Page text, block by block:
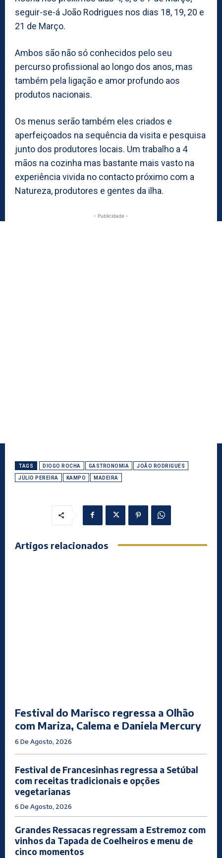
seguir-se-á João Rodrigues nos dias 18, 19, 20 e
21 de Março.
Ambos são não só conhecidos pelo seu
percurso profissional ao longo dos anos, mas
também pela ligação e amor profundo aos
produtos nacionais.
Os menus serão também eles criados e
aperfeiçoados na sequência da visita e pesquisa
junto dos produtores locais. Um trabalho a 4
mãos na cozinha mas bastante mais vasto na
experiência vivida no contacto próximo com a
Natureza, produtores e gentes da ilha.
- Publicidade -
TAGS DIOGO ROCHA GASTRONOMIA JOÃO RODRIGUES
JÚLIO PEREIRA KAMPO MADEIRA
Artigos relacionados
Festival do Marisco regressa a Olhão
com Mariza, Calema e Daniela Mercury
6 De Agosto, 2026
Festival de Francesinhas regressa a Setúbal
com receitas tradicionais e opções
vegetarianas
6 De Agosto, 2026
Grandes Ressacas regressam a Estremoz com
vinhos da Tapada de Coelheiros e menu de
cinco momentos